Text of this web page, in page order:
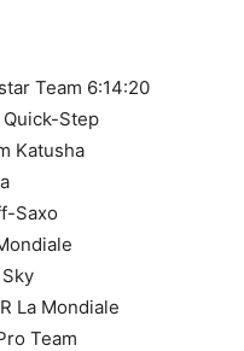
Team 6:14:20
Step
Katusha
Saxo
La Mondiale
Team